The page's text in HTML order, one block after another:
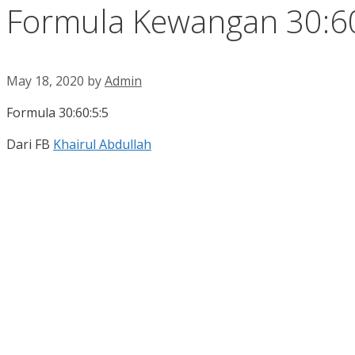
Formula Kewangan
May 18, 2020 byAdmin
Formula 30:60:5:5
Dari FB Khairul Abdullah